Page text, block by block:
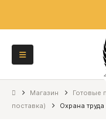
Магазин
Готовые
поставка)
Охрана труда